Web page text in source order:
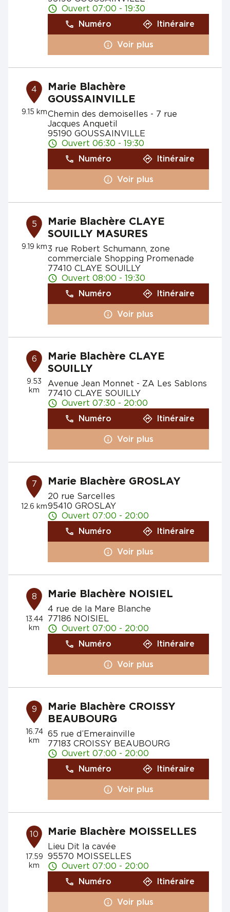
Ouvert 07:00 - 19:30
Numéro
Itinéraire
Voir plus
4
9.15 km
Marie Blachère
GOUSSAINVILLE
Chemin des demoiselles - 7 rue
Jacques Anquetil
95190 GOUSSAINVILLE
Ouvert 06:30 - 19:30
Numéro
Itinéraire
Voir plus
5
9.19 km
Marie Blachère CLAYE
SOUILLY MASURES
3 rue Robert Schumann, zone
commerciale Shopping Promenade
77410 CLAYE SOUILLY
Ouvert 08:00 - 19:30
Numéro
Itinéraire
Voir plus
6
9.53
km
Marie Blachère CLAYE
SOUILLY
Avenue Jean Monnet - ZA Les Sablons
77410 CLAYE SOUILLY
Ouvert 07:30 - 20:00
Numéro
Itinéraire
Voir plus
7
12.6 km
Marie Blachère GROSLAY
20 rue Sarcelles
95410 GROSLAY
Ouvert 07:00 - 20:00
Numéro
Itinéraire
Voir plus
8
13.44
km
Marie Blachère NOISIEL
4 rue de la Mare Blanche
77186 NOISIEL
Ouvert 07:00 - 20:00
Numéro
Itinéraire
Voir plus
9
16.74
km
Marie Blachère CROISSY
BEAUBOURG
65 rue d’Emerainville
77183 CROISSY BEAUBOURG
Ouvert 07:00 - 20:00
Numéro
Itinéraire
Voir plus
10
17.59
km
Marie Blachère MOISSELLES
Lieu Dit la cavée
95570 MOISSELLES
Ouvert 07:00 - 20:00
Numéro
Itinéraire
Voir plus